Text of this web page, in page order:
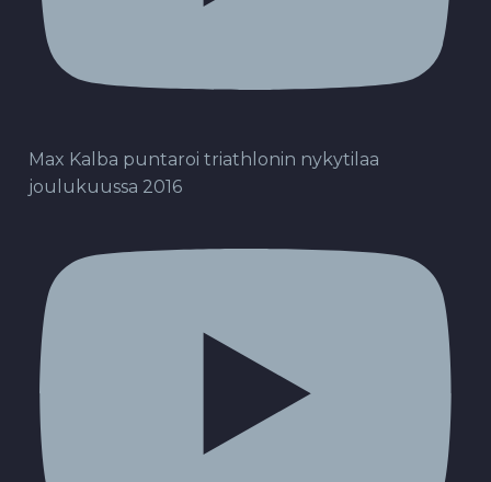
Max Kalba puntaroi triathlonin nykytilaa
joulukuussa 2016